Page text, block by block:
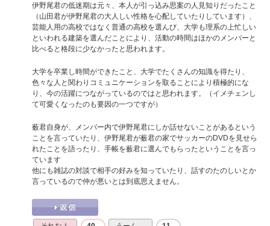
伊野尾君の低迷期は元々、本人が引っ込み思案の人見知りだったこと
（山田君が伊野尾君の大人しい性格を心配していたりしています）、
芸能人用の高校ではなく普通の高校を選んび、大学も理系の上忙しい
といわれる建築を選んだことにより、活動の時間はほかのメンバーと
比べると格段に少なかったと思われます。
大学を卒業し時間ができたこと、大学でたくさんの知識を得たり、
色々な人と関わりコミュニケーションを取ることにより積極的にな
り、今の活躍につながっているのではと思われます。（イメチェンし
て可愛くなったのも要因の一つですが）
薮君自身が、メンバー内で伊野尾君にしか話せないことがあるという
ことを言っていたり、伊野尾君が薮君の家でサッカーのDVDを見せら
れたことを語ったり、手帳を薮君に選んでもらったということを言っ
ています
他にも雑誌の対談で相手の好みを知っていたり、話すのたのしいとか
言っているので仲が悪いとは到底思えません。